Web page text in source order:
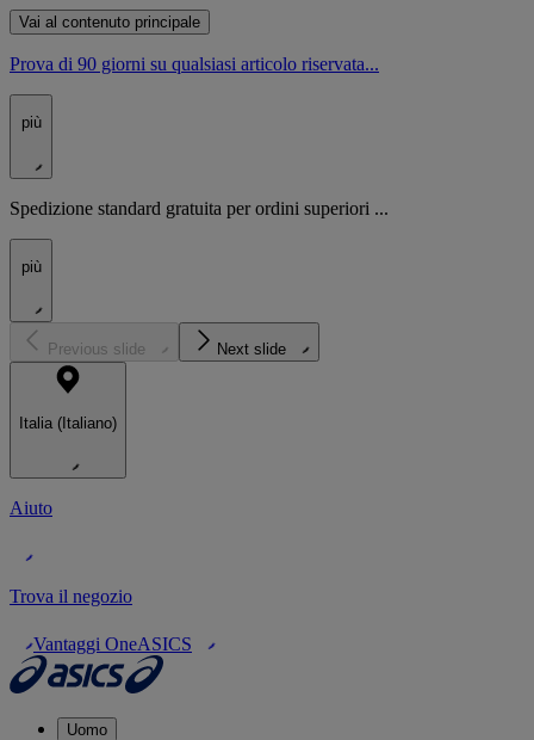
Vai al contenuto principale
Prova di 90 giorni su qualsiasi articolo riservata...
più
Spedizione standard gratuita per ordini superiori ...
più
Previous slide Next slide
Italia (Italiano)
Aiuto
Trova il negozio
Vantaggi OneASICS
Uomo